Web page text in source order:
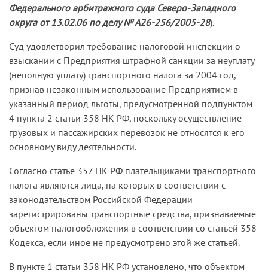
Федерального арбитражного суда Северо-Западного
округа от 13.02.06 по делу № А26-256/2005-28).
Суд удовлетворил требование налоговой инспекции о
взыскании с Предприятия штрафной санкции за неуплату
(неполную уплату) транспортного налога за 2004 год,
признав незаконным использование Предприятием в
указанный период льготы, предусмотренной подпунктом
4 пункта 2 статьи 358 НК РФ, поскольку осуществление
грузовых и пассажирских перевозок не относятся к его
основному виду деятельности.
Согласно статье 357 НК РФ плательщиками транспортного
налога являются лица, на которых в соответствии с
законодательством Российской Федерации
зарегистрированы транспортные средства, признаваемые
объектом налогообложения в соответствии со статьей 358
Кодекса, если иное не предусмотрено этой же статьей.
В пункте 1 статьи 358 НК РФ установлено, что объектом